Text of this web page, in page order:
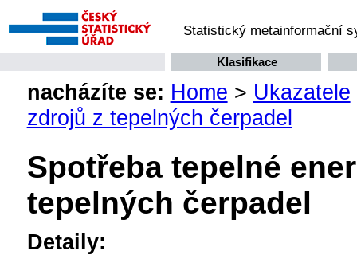
Statistický metainformační
Klasifikace
nacházíte se: Home > Ukazatele
zdrojů z tepelných čerpadel
Spotřeba tepelné
tepelných čerpadel
Detaily: